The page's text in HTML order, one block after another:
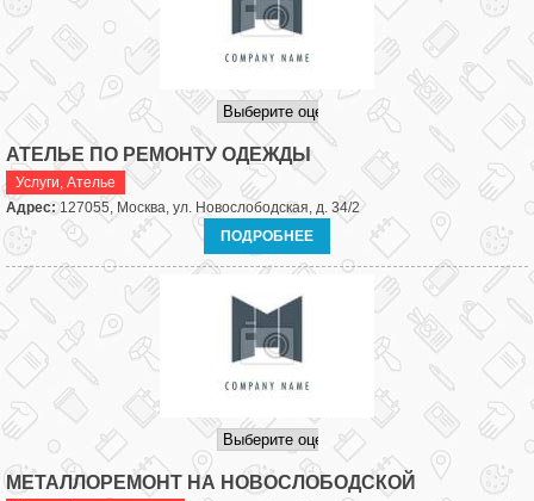
АТЕЛЬЕ ПО РЕМОНТУ ОДЕЖДЫ
Услуги, Ателье
Адрес: 127055, Москва, ул. Новослободская, д. 34/2
ПОДРОБНЕЕ
МЕТАЛЛОРЕМОНТ НА НОВОСЛОБОДСКОЙ